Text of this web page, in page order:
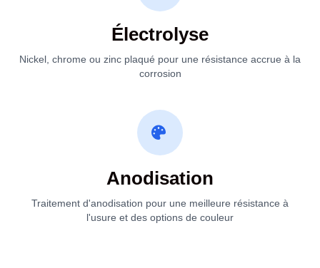
Électrolyse
Nickel, chrome ou zinc plaqué pour une résistance accrue à la
corrosion
Anodisation
Traitement d'anodisation pour une meilleure résistance à
l'usure et des options de couleur